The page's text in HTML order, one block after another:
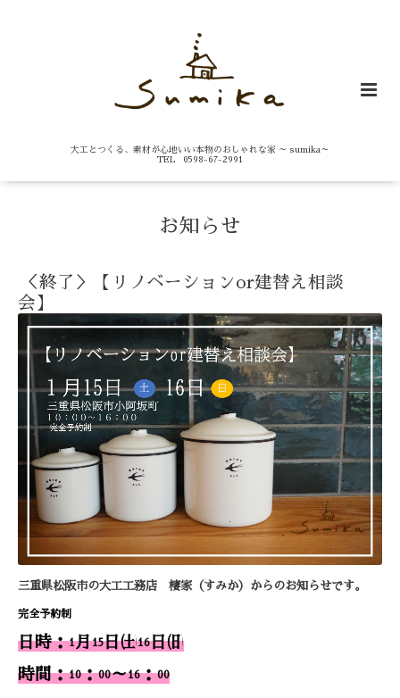
大工とつくる、素材が心地いい本物のおしゃれな家 ～ sumika～
TEL 0598-67-2991
お知らせ
＜終了＞【リノベーションor建替え相談
会】
三重県松阪市の大工工務店 棲家（すみか）からのお知らせです。
完全予約制
日時：1月15日㈯16日㈰
時間：10：00～16：00